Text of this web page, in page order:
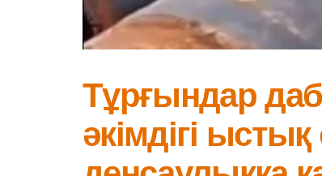
Тұрғындар
әкімдігі ыстық